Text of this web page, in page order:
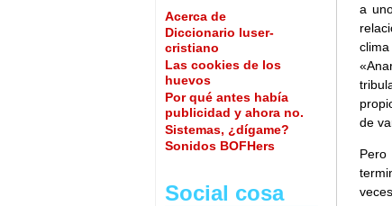
Acerca de
Diccionario luser-
cristiano
Las cookies de los
huevos
Por qué antes había
publicidad y ahora no.
Sistemas, ¿dígame?
Sonidos BOFHers
Social cosa
a
de
Pero